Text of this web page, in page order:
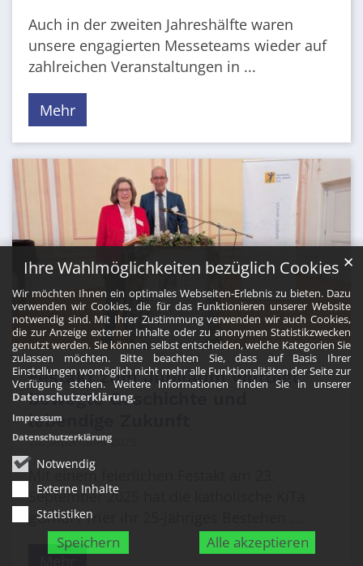
Ihre Wahlmöglichkeiten bezüglich Cookies
Wir möchten Ihnen ein optimales Webseiten-Erlebnis zu bieten. Dazu
verwenden wir Cookies, die für das Funktionieren unserer Website
notwendig sind. Mit Ihrer Zustimmung verwenden wir auch Cookies,
die zur Anzeige externer Inhalte oder zu anonymen Statistikzwecken
genutzt werden. Sie können selbst entscheiden, welche Kategorien Sie
zulassen möchten. Bitte beachten Sie, dass auf Basis Ihrer
Einstellungen womöglich nicht mehr alle Funktionalitäten der Seite zur
Verfügung stehen. Weitere Informationen finden Sie in unserer
Datenschutzerklärung.
Notwendig
Externe Inhalte
Statistiken
Speichern Alle akzeptieren
✕
Impressum
Datenschutzerklärung
Auch in der zweiten Jahreshälfte waren
unsere engagierten Messeteams wieder auf
zahlreichen Veranstaltungen in ...
Mehr
© Katholische KiTa gGmbH Trier
Festakt zum Jubiläum würdigt
bewegte Geschichte und
lebendige Zukunft
24. September 2025
Mit einem feierlichen Festakt am 23.
September 2025 hat die katholische KiTa
gGmbH Trier ihr 25-jähriges Bestehen ...